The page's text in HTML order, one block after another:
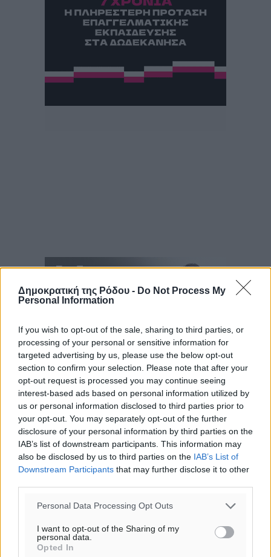
Δημοκρατική της Ρόδου - Do Not Process My
Personal Information
If you wish to opt-out of the sale, sharing to third parties, or
processing of your personal or sensitive information for
targeted advertising by us, please use the below opt-out
section to confirm your selection. Please note that after your
opt-out request is processed you may continue seeing
interest-based ads based on personal information utilized by
us or personal information disclosed to third parties prior to
your opt-out. You may separately opt-out of the further
disclosure of your personal information by third parties on the
IAB’s list of downstream participants. This information may
also be disclosed by us to third parties on the IAB’s List of
Downstream Participants that may further disclose it to other
Personal Data Processing Opt Outs
I want to opt-out of the Sharing of my
personal data.
Opted In
Ροή ειδήσεων
Στη Λέρο ο πρόεδρος του ΠΑΣΟΚ Νίκος Ανδρουλάκης
Τοπικές Ειδήσεις• πριν 22 λεπτά
Στα 2-2,35 GW ο στόχος για τα πρώτα υπεράκτια
Ειδήσεις• πριν 2 ώρες